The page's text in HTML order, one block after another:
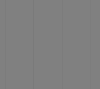
values. Data ranges